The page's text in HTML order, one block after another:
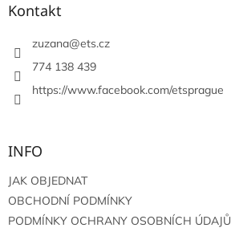
Kontakt
zuzana@ets.cz
774 138 439
https://www.facebook.com/etsprague
INFO
JAK OBJEDNAT
OBCHODNÍ PODMÍNKY
PODMÍNKY OCHRANY OSOBNÍCH ÚDAJŮ